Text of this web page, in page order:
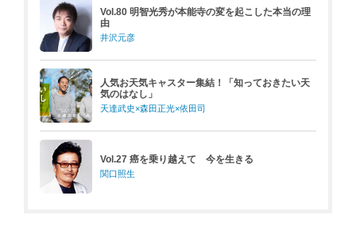
Vol.80 明智光秀が本能寺の変を起こした本当の理
由
井沢元彦
人気お天気キャスター集結！「知っておきたい天
気のはなし」
天達武史×森田正光×依田司
Vol.27 癌を乗り越えて 今を生きる
関口照生